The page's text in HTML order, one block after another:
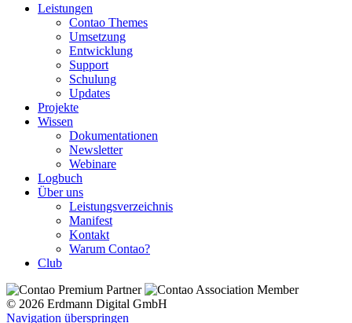
Leistungen
Contao Themes
Umsetzung
Entwicklung
Support
Schulung
Updates
Projekte
Wissen
Dokumentationen
Newsletter
Webinare
Logbuch
Über uns
Leistungsverzeichnis
Manifest
Kontakt
Warum Contao?
Club
© 2026 Erdmann Digital GmbH
Navigation überspringen